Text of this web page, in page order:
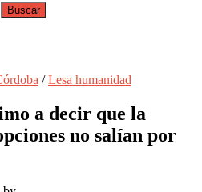
/Lesa humanidad
a decir que la
no salían por